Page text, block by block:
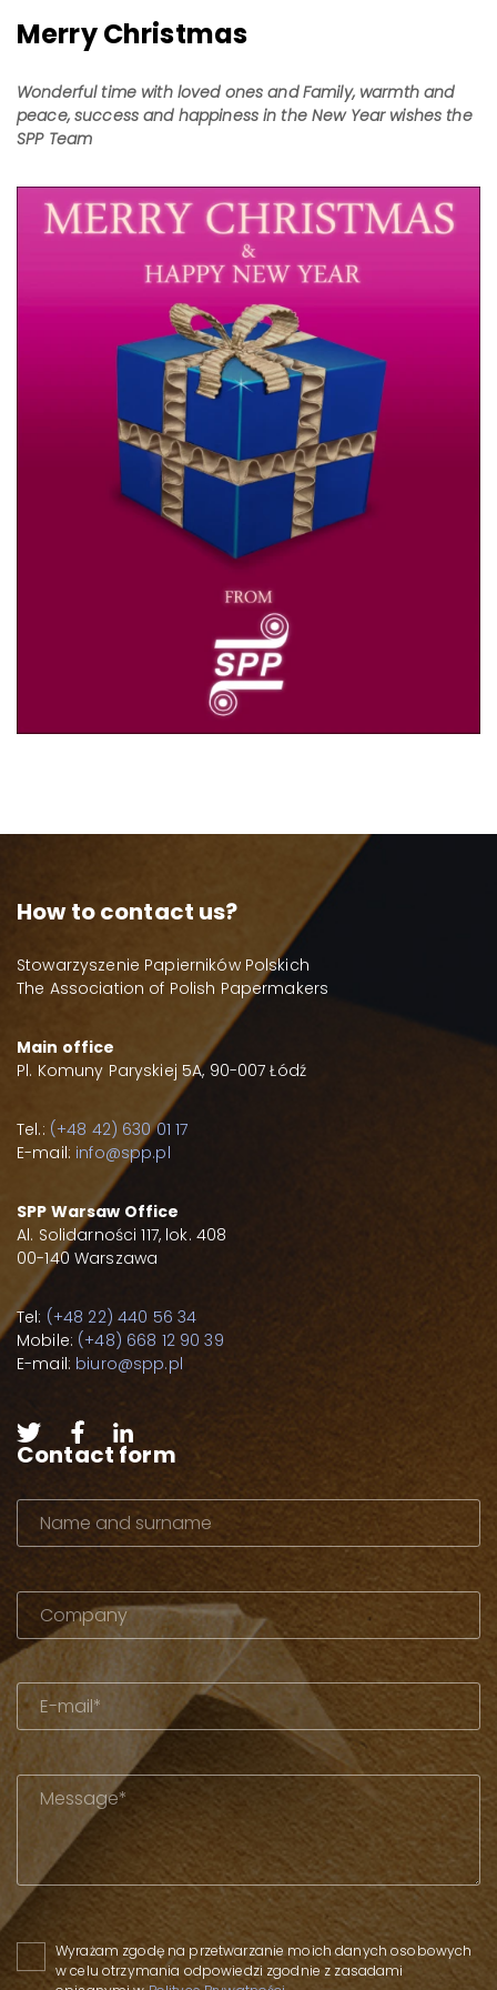
Merry Christmas
Wonderful time with loved ones and Family, warmth and
peace, success and happiness in the New Year wishes the
SPP Team
How to contact us?
Stowarzyszenie Papierników Polskich
The Association of Polish Papermakers
Main office
Pl. Komuny Paryskiej 5A, 90-007 Łódź
Tel.: (+48 42) 630 01 17
E-mail: info@spp.pl
SPP Warsaw Office
Al. Solidarności 117, lok. 408
00-140 Warszawa
Tel: (+48 22) 440 56 34
Mobile: (+48) 668 12 90 39
E-mail: biuro@spp.pl
Contact form
Please leave this field empty.
Wyrażam zgodę na przetwarzanie moich danych osobowych
w celu otrzymania odpowiedzi zgodnie z zasadami